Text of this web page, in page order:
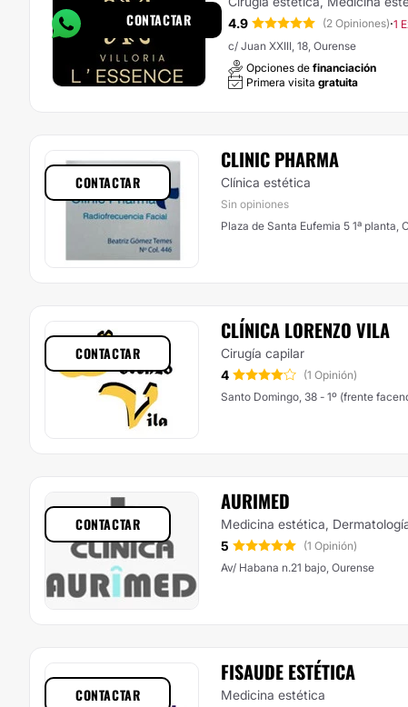
4.9
(2 Opiniones)·1
c/ Juan XXIII, 18, Ourense
Opciones de financiación
Primera visita gratuita
CONTACTAR
CLINIC PHARMA
Clínica estética
Sin opiniones
Plaza de Santa Eufemia 5 1ª planta,
CONTACTAR
CLÍNICA LORENZO VILA
Cirugía capilar
4
(1 Opinión)
Santo Domingo, 38 - 1º
CONTACTAR
AURIMED
Medicina estética,
5
(1 Opinión)
Av/ Habana n.21 bajo, Ourense
CONTACTAR
FISAUDE ESTÉTICA
Medicina estética
CONTACTAR